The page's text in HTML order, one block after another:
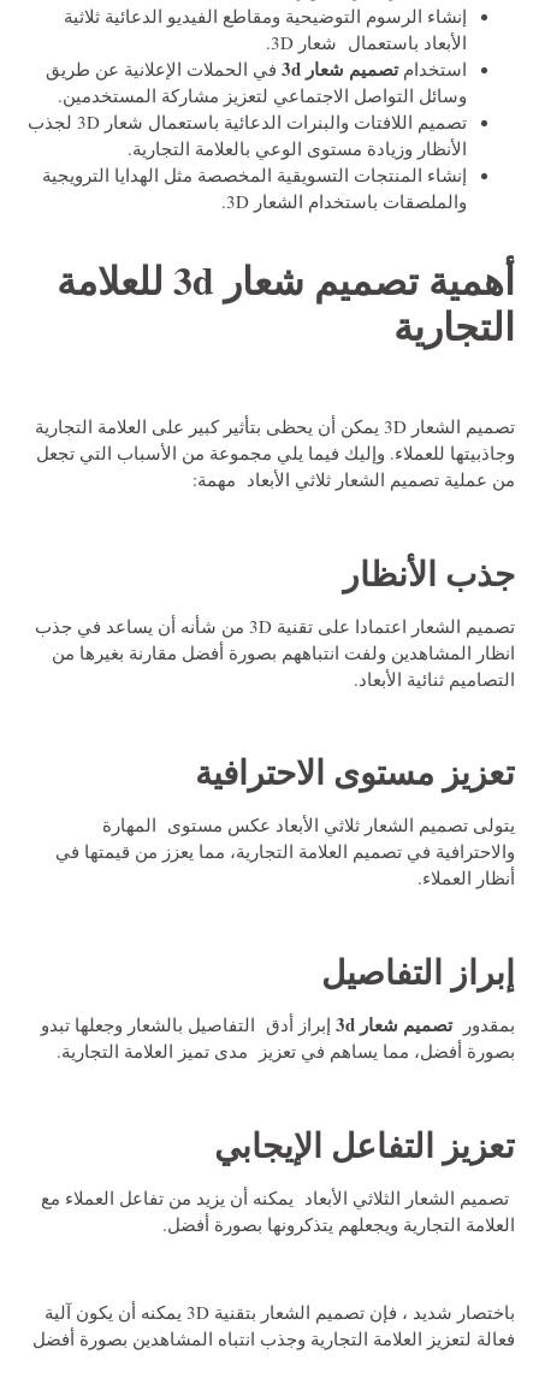
إنشاء الرسوم التوضيحية ومقاطع الفيديو الدعائية ثلاثية
الأبعاد باستعمال شعار 3D.
استخدامتصميم شعار 3d
في الحملات الإعلانية عن طريق
وسائل التواصل الاجتماعي لتعزيز مشاركة المستخدمين.
تصميم اللافتات والبنرات الدعائية باستعمال شعار 3D لجذب
الأنظار وزيادة مستوى الوعي بالعلامة التجارية.
إنشاء المنتجات التسويقية المخصصة مثل الهدايا الترويجية
والملصقات باستخدام الشعار 3D.
أهمية تصميم شعار 3d
للعلامة
التجارية
تصميم الشعار 3D يمكن أن يحظى بتأثير كبير على العلامة التجارية
وجاذبيتها للعملاء. وإليك فيما يلي مجموعة من الأسباب التي تجعل
من عملية تصميم الشعار ثلاثي الأبعاد مهمة:
جذب الأنظار
تصميم الشعار اعتمادا على تقنية 3D من شأنه أن يساعد في جذب
انظار المشاهدين ولفت انتباههم بصورة أفضل مقارنة بغيرها من
التصاميم ثنائية الأبعاد.
تعزيز مستوى الاحترافية
يتولى تصميم الشعار ثلاثي الأبعاد عكس مستوى المهارة
والاحترافية في تصميم العلامة التجارية، مما يعزز من قيمتها في
أنظار العملاء.
إبراز التفاصيل
بمقدورتصميم شعار 3d
إبراز أدق التفاصيل بالشعار وجعلها تبدو
بصورة أفضل، مما يساهم في تعزيز مدى تميز العلامة التجارية.
تعزيز التفاعل الإيجابي
تصميم الشعار الثلاثي الأبعاد يمكنه أن يزيد من تفاعل العملاء مع
العلامة التجارية ويجعلهم يتذكرونها بصورة أفضل.
باختصار شديد ، فإن تصميم الشعار بتقنية 3D يمكنه أن يكون آلية
فعالة لتعزيز العلامة التجارية وجذب انتباه المشاهدين بصورة أفضل